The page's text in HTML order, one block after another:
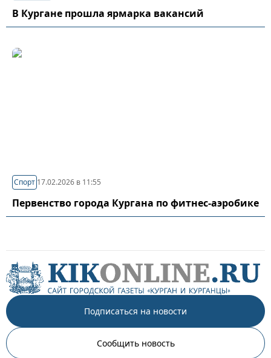
В Кургане прошла ярмарка вакансий
Спорт 17.02.2026 в 11:55
Первенство города Кургана по фитнес-аэробике
Подписаться на новости
Сообщить новость